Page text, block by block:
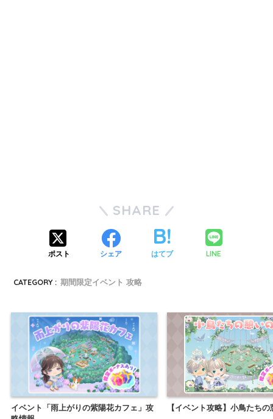
SHARE
ポスト シェア はてブ LINE
CATEGORY : 期間限定イベント 攻略
イベント「雨上がりの紫陽花カフェ」攻
【イベント攻略】小鳥たちの